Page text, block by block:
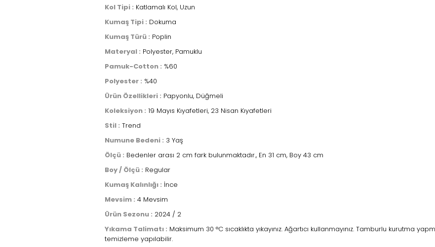
Kol Tipi : Katlamalı Kol, Uzun
Kumaş Tipi : Dokuma
Kumaş Türü : Poplin
Materyal : Polyester, Pamuklu
Pamuk-Cotton : %60
Polyester : %40
Ürün Özellikleri : Papyonlu, Düğmeli
Koleksiyon : 19 Mayıs Kıyafetleri, 23 Nisan Kıyafetleri
Stil : Trend
Numune Bedeni : 3 Yaş
Ölçü : Bedenler arası 2 cm fark bulunmaktadır., En 31 cm, Boy 43 cm
Boy / Ölçü : Regular
Kumaş Kalınlığı : İnce
Mevsim : 4 Mevsim
Ürün Sezonu : 2024 / 2
Yıkama Talimatı : Maksimum 30 °C sıcaklıkta yıkayınız. Ağartıcı kullanmayınız. Tamburlu kurutma
temizleme yapılabilir.